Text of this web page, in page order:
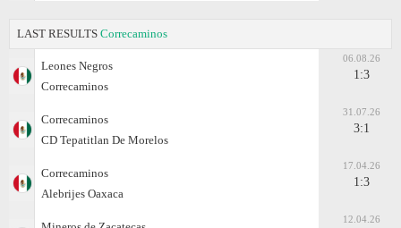
LAST RESULTS Correcaminos
Leones Negros
Correcaminos
06.08.26
1:3
Correcaminos
CD Tepatitlan De Morelos
31.07.26
3:1
Correcaminos
Alebrijes Oaxaca
17.04.26
1:3
12.04.26